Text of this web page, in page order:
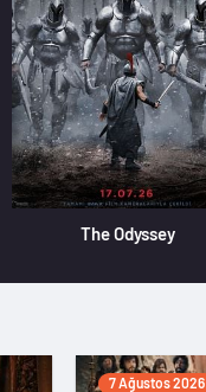
The Odyssey
7 Ağustos 2026